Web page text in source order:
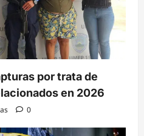
por trata de
en 2026
0